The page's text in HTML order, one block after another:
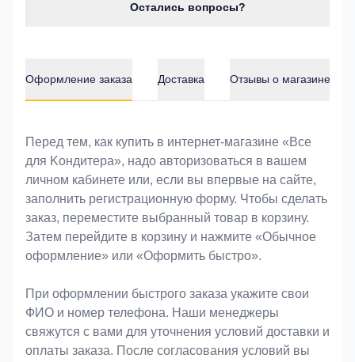
Остались вопросы?
Оформление заказа Доставка Отзывы о магазине
Оформление заказа
Перед тем, как купить в интернет-магазине «Bce
для Koндитeрa», надо авторизоваться в вашем
личном кабинете или, если вы впервые на сайте,
заполнить регистрационную форму. Чтобы сделать
заказ, переместите выбранный товар в корзину.
Затем перейдите в корзину и нажмите «Обычное
оформление» или «Оформить быстро».
При оформлении быстрого заказа укажите свои
ФИО и номер телефона. Наши менеджеры
свяжутся с вами для уточнения условий доставки и
оплаты заказа. После согласования условий вы